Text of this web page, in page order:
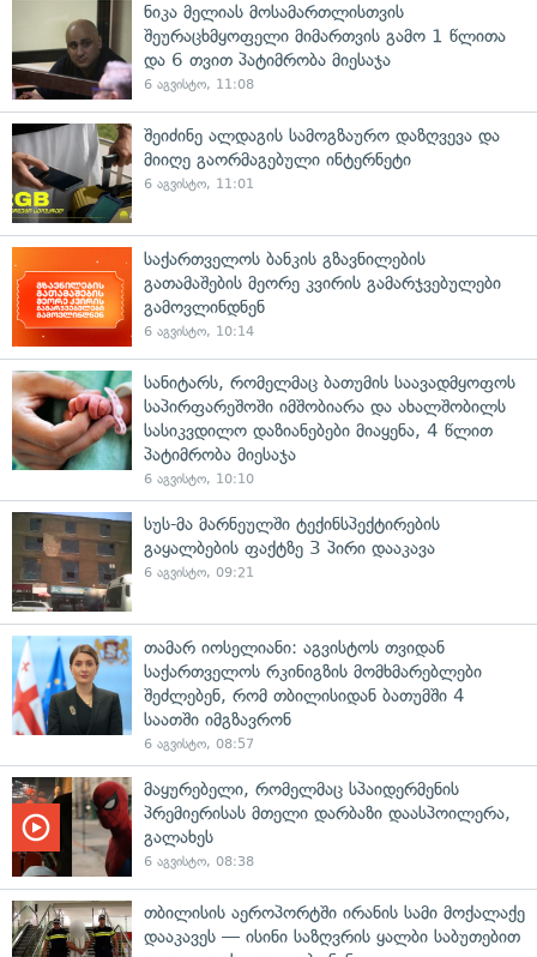
ნიკა მელიას მოსამართლისთვის
შეურაცხმყოფელი მიმართვის გამო 1 წლითა
და 6 თვით პატიმრობა მიესაჯა
6 აგვისტო, 11:08
შეიძინე ალდაგის სამოგზაურო დაზღვევა და
მიიღე გაორმაგებული ინტერნეტი
6 აგვისტო, 11:01
საქართველოს ბანკის გზავნილების
გათამაშების მეორე კვირის გამარჯვებულები
გამოვლინდნენ
6 აგვისტო, 10:14
სანიტარს, რომელმაც ბათუმის საავადმყოფოს
საპირფარეშოში იმშობიარა და ახალშობილს
სასიკვდილო დაზიანებები მიაყენა, 4 წლით
პატიმრობა მიესაჯა
6 აგვისტო, 10:10
სუს-მა მარნეულში ტექინსპექტირების
გაყალბების ფაქტზე 3 პირი დააკავა
6 აგვისტო, 09:21
თამარ იოსელიანი: აგვისტოს თვიდან
საქართველოს რკინიგზის მომხმარებლები
შეძლებენ, რომ თბილისიდან ბათუმში 4
საათში იმგზავრონ
6 აგვისტო, 08:57
მაყურებელი, რომელმაც სპაიდერმენის
პრემიერისას მთელი დარბაზი დაასპოილერა,
გალახეს
6 აგვისტო, 08:38
თბილისის აეროპორტში ირანის სამი მოქალაქე
დააკავეს — ისინი საზღვრის ყალბი საბუთებით